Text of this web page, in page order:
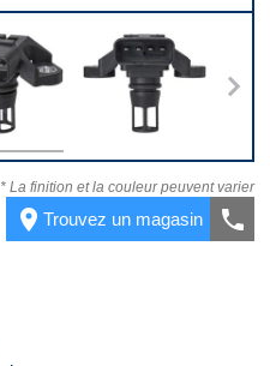
Devant
* La finition et la couleur peuvent varier
place Trouvez un magasin call